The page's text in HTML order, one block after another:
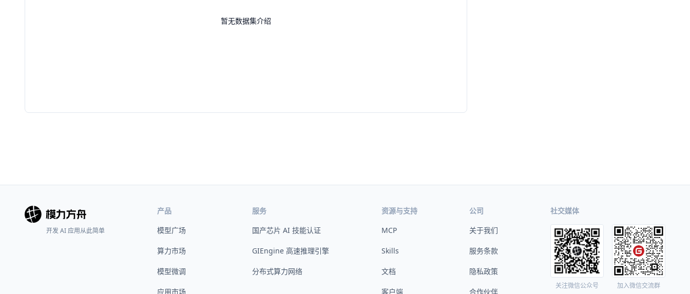
暂无数据集介绍
开发 AI 应用从此简单
产品
模型广场
算力市场
模型微调
应用市场
服务
国产芯片 AI 技能认证
GIEngine 高速推理引擎
分布式算力网络
资源与支持
MCP
Skills
文档
客户端
公司
关于我们
服务条款
隐私政策
合作伙伴
社交媒体
关注微信公众号 加入微信交流群